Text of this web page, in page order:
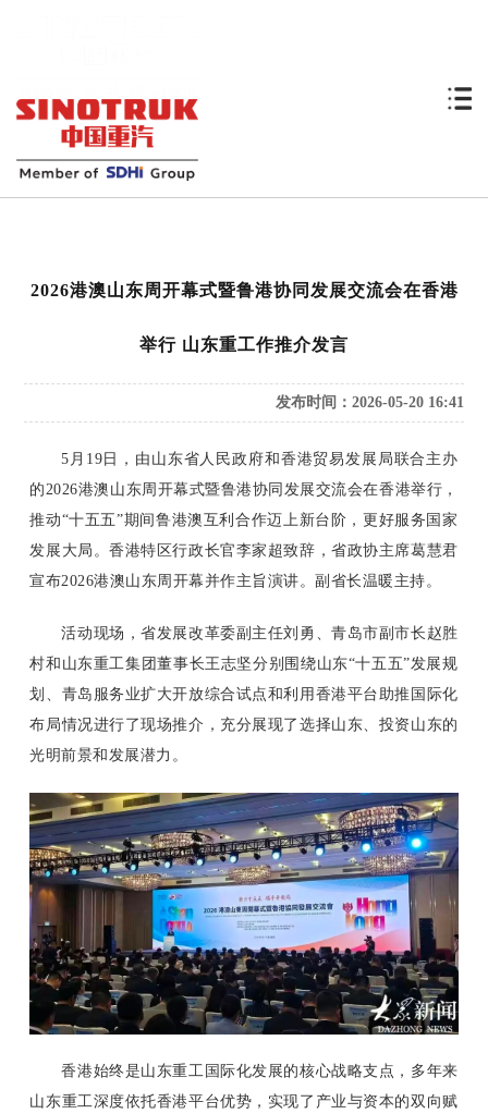
2026港澳山东周开幕式暨鲁港协同发展交流会在香港
举行 山东重工作推介发言
发布时间：2026-05-20 16:41
5月19日，由山东省人民政府和香港贸易发展局联合主办
的2026港澳山东周开幕式暨鲁港协同发展交流会在香港举行，
推动“十五五”期间鲁港澳互利合作迈上新台阶，更好服务国家
发展大局。香港特区行政长官李家超致辞，省政协主席葛慧君
宣布2026港澳山东周开幕并作主旨演讲。副省长温暖主持。
活动现场，省发展改革委副主任刘勇、青岛市副市长赵胜
村和山东重工集团董事长王志坚分别围绕山东“十五五”发展规
划、青岛服务业扩大开放综合试点和利用香港平台助推国际化
布局情况进行了现场推介，充分展现了选择山东、投资山东的
光明前景和发展潜力。
香港始终是山东重工国际化发展的核心战略支点，多年来
山东重工深度依托香港平台优势，实现了产业与资本的双向赋